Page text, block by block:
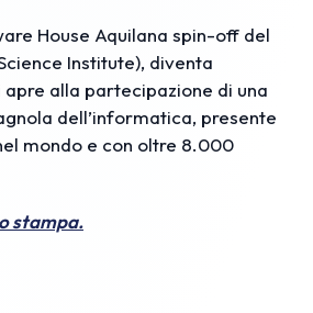
House Aquilana spin-off del
Institute), diventa
alla partecipazione di una
dell’informatica, presente
mondo e con oltre 8.000
stampa.